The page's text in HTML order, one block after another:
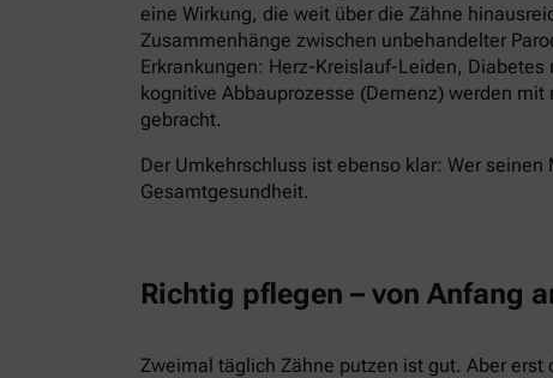
eine Wirkung, die weit über die Zähne
Zusammenhänge zwischen unbehandelter
Erkrankungen: Herz-Kreislauf-Leiden,
kognitive Abbauprozesse (Demenz) werden
gebracht.
Der Umkehrschluss ist ebenso klar: Wer
Gesamtgesundheit.
Richtig pflegen – von Anfang
Zweimal täglich Zähne putzen ist gut. Aber